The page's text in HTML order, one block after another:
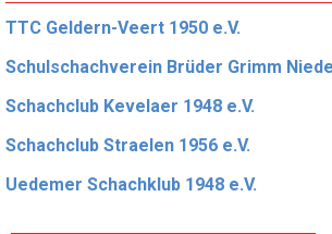
TTC Geldern-Veert 1950 e.V.
Schulschachverein Brüder Grimm
Schachclub Kevelaer 1948 e.V.
Schachclub Straelen 1956 e.V.
Uedemer Schachklub 1948 e.V.